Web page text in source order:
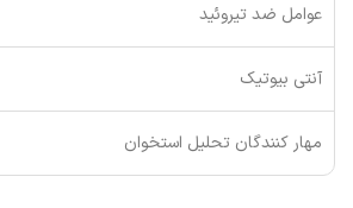
عوامل ضد تیروئید
آنتی بیوتیک
مهار کنندگان تحلیل استخوان